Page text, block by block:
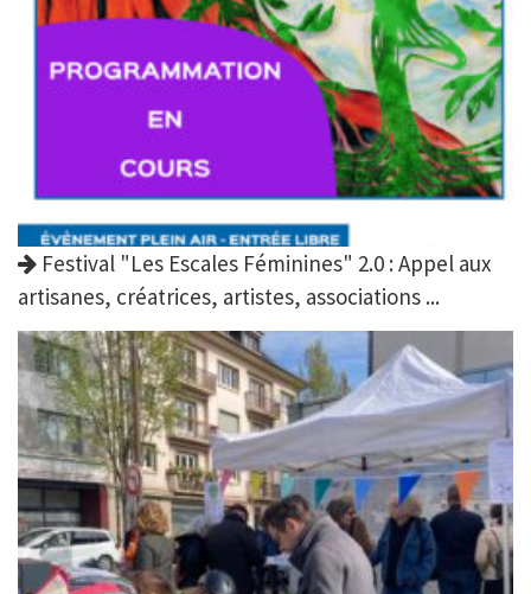
Festival "Les Escales Féminines" 2.0 : Appel aux
artisanes, créatrices, artistes, associations ...